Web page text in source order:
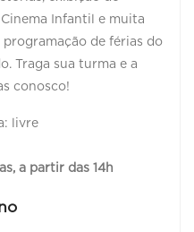
Infantil e muita
de férias do
Traga sua turma e a
conosco!
livre
a partir das 14h